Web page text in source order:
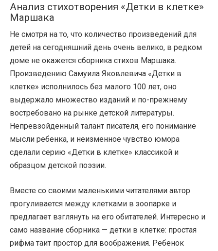
Анализ стихотворения «Детки в клетке»
Маршака
Не смотря на то, что количество произведений для
детей на сегодняшний день очень велико, в редком
доме не окажется сборника стихов Маршака.
Произведению Самуила Яковлевича «Детки в
клетке» исполнилось без малого 100 лет, оно
выдержало множество изданий и по-прежнему
востребовано на рынке детской литературы.
Непревзойденный талант писателя, его понимание
мысли ребенка, и неизменное чувство юмора
сделали серию «Детки в клетке» классикой и
образцом детской поэзии.
Вместе со своими маленькими читателями автор
прогуливается между клетками в зоопарке и
предлагает взглянуть на его обитателей. Интересно и
само название сборника — детки в клетке: простая
рифма таит простор для воображения. Ребенок